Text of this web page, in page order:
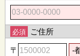
必須 ご住所
〒